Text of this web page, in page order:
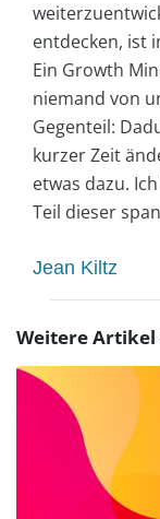
entdecken, ist
Ein Growth
niemand von
Gegenteil:
kurzer Zeit
etwas dazu.
Teil dieser
Jean Kiltz
Weitere Artikel